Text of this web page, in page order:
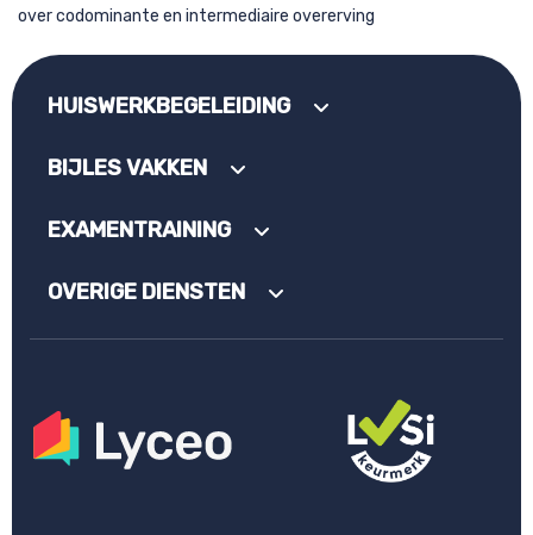
over codominante en intermediaire overerving
HUISWERKBEGELEIDING
BIJLES VAKKEN
EXAMENTRAINING
OVERIGE DIENSTEN